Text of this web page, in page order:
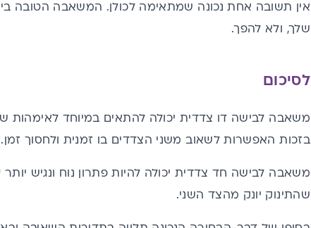
אין תשובה אחת נכונה שמתאימה לכולן. המשאבה הטובה
שלך, ולא להפך.
לסיכום
משאבה לבישה דו צדדית יכולה להתאים במיוחד לאימהות
בזכות האפשרות לשאוב משני הצדדים בו זמנית ולחסוך זמן.
משאבה לבישה חד צדדית יכולה להיות פתרון נוח ונגיש
שהתינוק יונק מהצד השני.